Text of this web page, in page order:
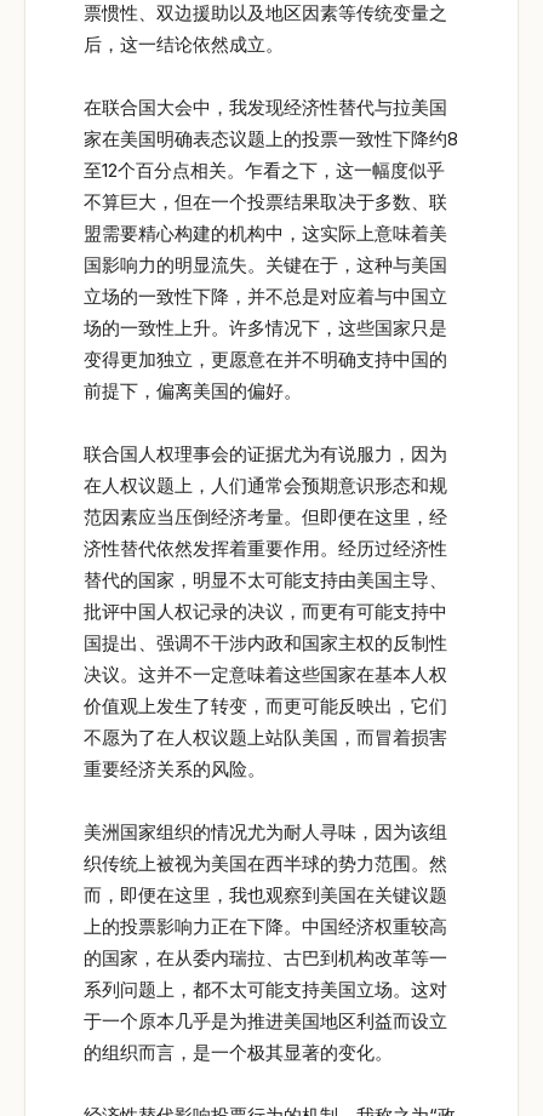
票惯性、双边援助以及地区因素等传统变量之
后，这一结论依然成立。
在联合国大会中，我发现经济性替代与拉美国
家在美国明确表态议题上的投票一致性下降约8
至12个百分点相关。乍看之下，这一幅度似乎
不算巨大，但在一个投票结果取决于多数、联
盟需要精心构建的机构中，这实际上意味着美
国影响力的明显流失。关键在于，这种与美国
立场的一致性下降，并不总是对应着与中国立
场的一致性上升。许多情况下，这些国家只是
变得更加独立，更愿意在并不明确支持中国的
前提下，偏离美国的偏好。
联合国人权理事会的证据尤为有说服力，因为
在人权议题上，人们通常会预期意识形态和规
范因素应当压倒经济考量。但即便在这里，经
济性替代依然发挥着重要作用。经历过经济性
替代的国家，明显不太可能支持由美国主导、
批评中国人权记录的决议，而更有可能支持中
国提出、强调不干涉内政和国家主权的反制性
决议。这并不一定意味着这些国家在基本人权
价值观上发生了转变，而更可能反映出，它们
不愿为了在人权议题上站队美国，而冒着损害
重要经济关系的风险。
美洲国家组织的情况尤为耐人寻味，因为该组
织传统上被视为美国在西半球的势力范围。然
而，即便在这里，我也观察到美国在关键议题
上的投票影响力正在下降。中国经济权重较高
的国家，在从委内瑞拉、古巴到机构改革等一
系列问题上，都不太可能支持美国立场。这对
于一个原本几乎是为推进美国地区利益而设立
的组织而言，是一个极其显著的变化。